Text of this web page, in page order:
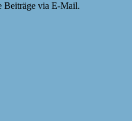
Beiträge via E-Mail.